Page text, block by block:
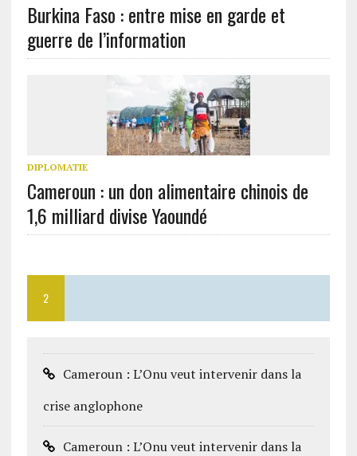
Burkina Faso : entre mise en garde et
guerre de l’information
DIPLOMATIE
Cameroun : un don alimentaire chinois de
1,6 milliard divise Yaoundé
2
Cameroun : L’Onu veut intervenir dans la
crise anglophone
Cameroun : L’Onu veut intervenir dans la